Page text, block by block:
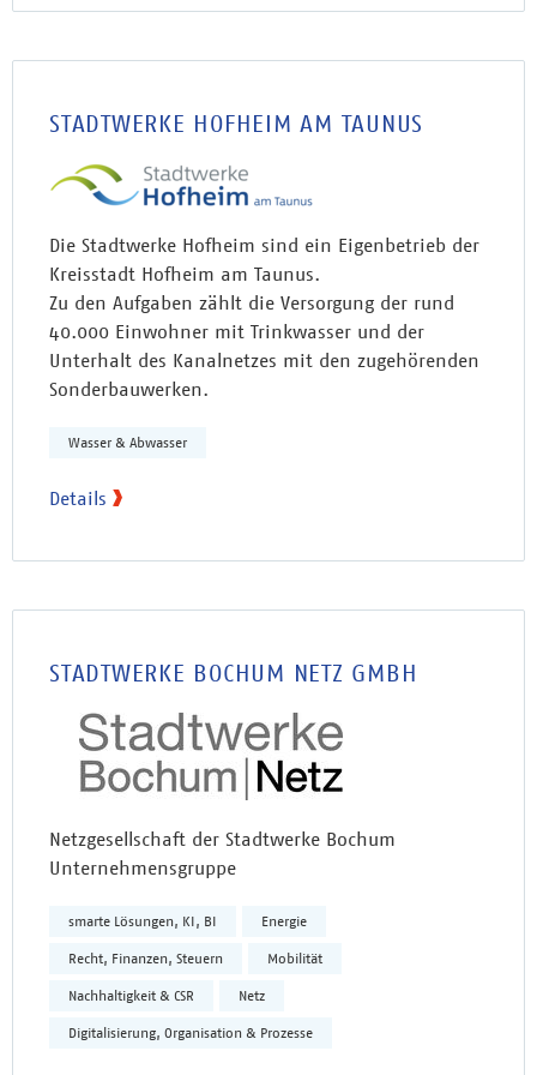
STADTWERKE HOFHEIM AM TAUNUS
Die Stadtwerke Hofheim sind ein Eigenbetrieb der
Kreisstadt Hofheim am Taunus.
Zu den Aufgaben zählt die Versorgung der rund
40.000 Einwohner mit Trinkwasser und der
Unterhalt des Kanalnetzes mit den zugehörenden
Sonderbauwerken.
Wasser & Abwasser
Details
STADTWERKE BOCHUM NETZ GMBH
Netzgesellschaft der Stadtwerke Bochum
Unternehmensgruppe
smarte Lösungen, KI, BI Energie
Recht, Finanzen, Steuern Mobilität
Nachhaltigkeit & CSR Netz
Digitalisierung, Organisation & Prozesse